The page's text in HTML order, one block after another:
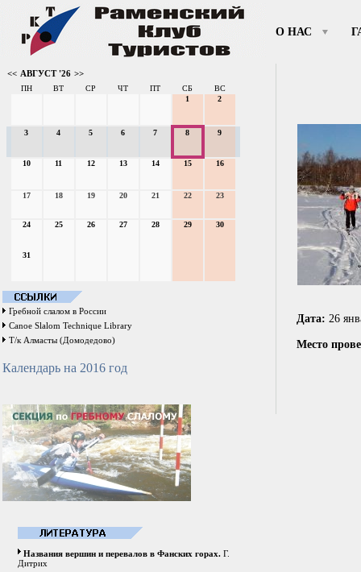
О НАС
<< АВГУСТ '26 >>
ПН ВТ СР ЧТ ПТ СБ
ВС
1
2
3 4 5 6 7 8 9
10 11 12 13 14 15 16
17 18 19 20 21 22 23
24 25 26 27 28 29 30
31
Гребной слалом в России
Canoe Slalom Technique Library
Т/к Алмасты (Домодедово)
Календарь на 2016 год
Названия вершин и перевалов в Фанских горах. Г.
Дитрих
Дата: 26
Место